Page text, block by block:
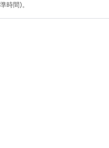
時間)。